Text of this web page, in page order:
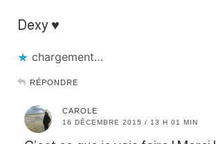
Dexy ♥︎
chargement…
RÉPONDRE
CAROLE
16 DÉCEMBRE 2015 / 13 H 01 MIN